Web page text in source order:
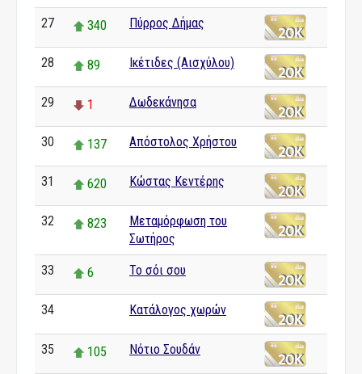
27 340 Πύρρος Δήμας
28 89 Ικέτιδες (Αισχύλου)
29 1 Δωδεκάνησα
30 137 Απόστολος Χρήστου
31 620 Κώστας Κεντέρης
32 823
Μεταμόρφωση του
Σωτήρος
33 6 Το σόι σου
34 Κατάλογος χωρών
35 105 Νότιο Σουδάν